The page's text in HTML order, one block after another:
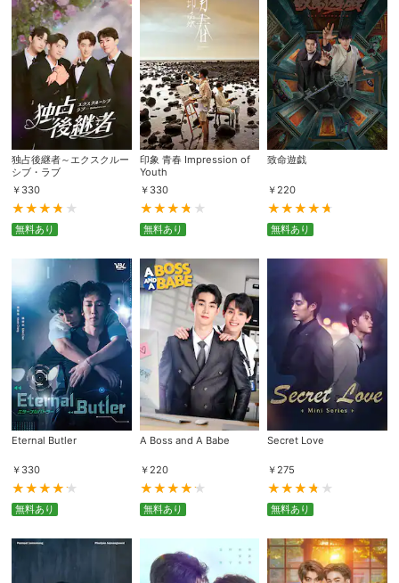
会員設定 会員情報
会員情報変更
基本情報、本人連絡先、パスワード 、クレ
ジットカード情報の変更が可能です。
決済方法変更 決済方法の変更が可能です。
Myクーポン
ます。
独占後継者～エクスクルー
シブ・ラブ
￥ 330
無料あり
印象 青春 Impression of
Youth
￥ 330
無料あり
致命遊戯
￥220
無料あり
Eternal Butler
￥ 330
無料あり
A Boss and A Babe
￥220
無料あり
Secret Love
￥275
無料あり